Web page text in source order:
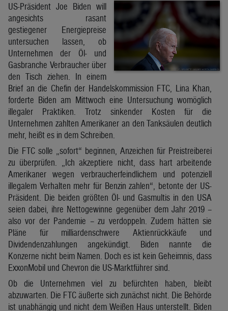
US-Präsident Joe Biden will
angesichts rasant
gestiegener Energiepreise
untersuchen lassen, ob
Unternehmen der Öl- und
Gasbranche Verbraucher über
den Tisch ziehen. In einem
Brief an die Chefin der Handelskommission FTC, Lina Khan,
forderte Biden am Mittwoch eine Untersuchung womöglich
illegaler Praktiken. Trotz sinkender Kosten für die
Unternehmen zahlten Amerikaner an den Tanksäulen deutlich
mehr, heißt es in dem Schreiben.
Die FTC solle „sofort“ beginnen, Anzeichen für Preistreiberei
zu überprüfen. „Ich akzeptiere nicht, dass hart arbeitende
Amerikaner wegen verbraucherfeindlichem und potenziell
illegalem Verhalten mehr für Benzin zahlen“, betonte der US-
Präsident. Die beiden größten Öl- und Gasmultis in den USA
seien dabei, ihre Nettogewinne gegenüber dem Jahr 2019 –
also vor der Pandemie – zu verdoppeln. Zudem hätten sie
Pläne für milliardenschwere Aktienrückkäufe und
Dividendenzahlungen angekündigt. Biden nannte die
Konzerne nicht beim Namen. Doch es ist kein Geheimnis, dass
ExxonMobil und Chevron die US-Marktführer sind.
Ob die Unternehmen viel zu befürchten haben, bleibt
abzuwarten. Die FTC äußerte sich zunächst nicht. Die Behörde
ist unabhängig und nicht dem Weißen Haus unterstellt. Biden